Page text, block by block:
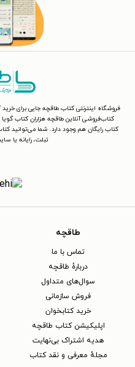
فروشگاه اینترنتی کتاب طاقچه جایی برای
کتاب‌فروشی آنلاین طاقچه هزاران کتاب
کتاب رایگان هم وجود دارد. شما می‌توانید
تبلت، رایانه یا
طاقچه
تماس با ما
دربارهٔ طاقچه
سوال‌های متداول
فروش سازمانی
خرید کتابخوان
اپلیکیشن کتاب طاقچه
هدیه اشتراک بی‌نهایت
مجلهٔ معرفی و نقد کتاب